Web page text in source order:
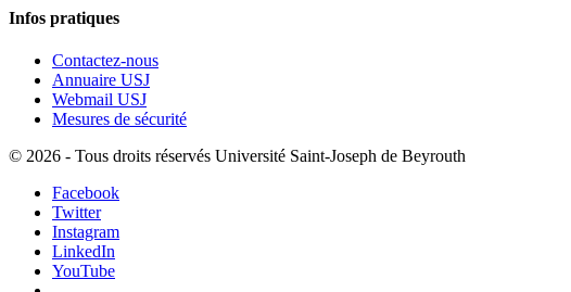
Infos pratiques
Contactez-nous
Annuaire USJ
Webmail USJ
Mesures de sécurité
© 2026 - Tous droits réservés Université Saint-Joseph de Beyrouth
Facebook
Twitter
Instagram
LinkedIn
YouTube